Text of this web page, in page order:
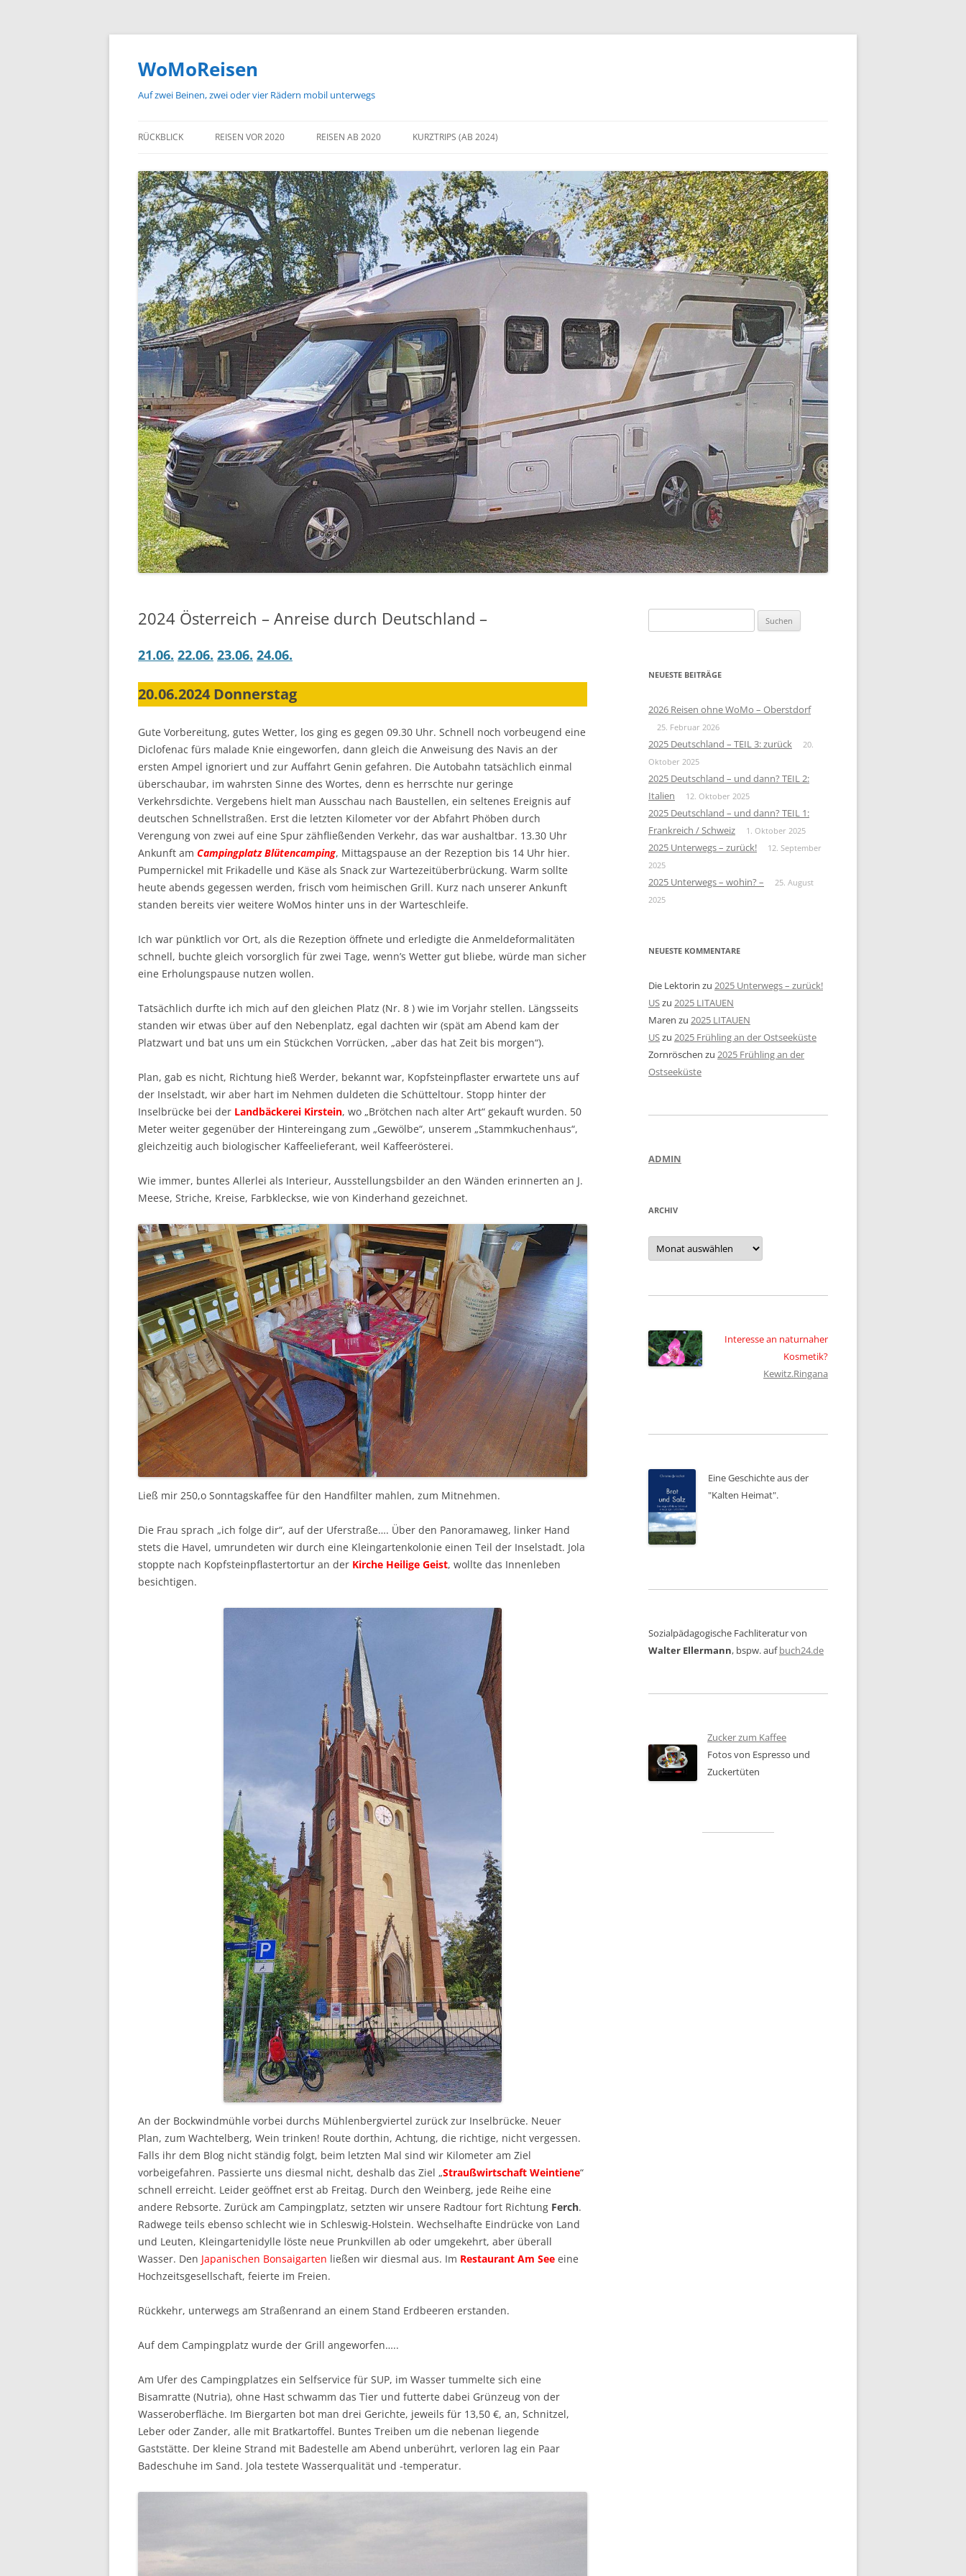
Zum
WoMoReisen
Auf zwei Beinen, zwei oder vier Rädern mobil unterwegs
RÜCKBLICK REISEN VOR 2020 REISEN AB 2020 KURZTRIPS (AB 2024)
2024 PROBSTEI – ON THE ROAD
AGAIN
2025 FRÜHLING AN DER
OSTSEEKÜSTE
2024 Österreich – Anreise durch Deutschland –
21.06. 22.06. 23.06. 24.06.
20.06.2024 Donnerstag
Gute Vorbereitung, gutes Wetter, los ging es gegen 09.30 Uhr. Schnell noch vorbeugend eine
Diclofenac fürs malade Knie eingeworfen, dann gleich die Anweisung des Navis an der
ersten Ampel ignoriert und zur Auffahrt Genin gefahren. Die Autobahn tatsächlich einmal
überschaubar, im wahrsten Sinne des Wortes, denn es herrschte nur geringe
Verkehrsdichte. Vergebens hielt man Ausschau nach Baustellen, ein seltenes Ereignis auf
deutschen Schnellstraßen. Erst die letzten Kilometer vor der Abfahrt Phöben durch
Verengung von zwei auf eine Spur zähfließenden Verkehr, das war aushaltbar. 13.30 Uhr
Ankunft am Campingplatz Blütencamping, Mittagspause an der Rezeption bis 14 Uhr hier.
Pumpernickel mit Frikadelle und Käse als Snack zur Wartezeitüberbrückung. Warm sollte
heute abends gegessen werden, frisch vom heimischen Grill. Kurz nach unserer Ankunft
standen bereits vier weitere WoMos hinter uns in der Warteschleife.
Ich war pünktlich vor Ort, als die Rezeption öffnete und erledigte die Anmeldeformalitäten
schnell, buchte gleich vorsorglich für zwei Tage, wenn’s Wetter gut bliebe, würde man sicher
eine Erholungspause nutzen wollen.
Tatsächlich durfte ich mich auf den gleichen Platz (Nr. 8 ) wie im Vorjahr stellen. Längsseits
standen wir etwas über auf den Nebenplatz, egal dachten wir (spät am Abend kam der
Platzwart und bat uns um ein Stückchen Vorrücken, „aber das hat Zeit bis morgen“).
Plan, gab es nicht, Richtung hieß Werder, bekannt war, Kopfsteinpflaster erwartete uns auf
der Inselstadt, wir aber hart im Nehmen duldeten die Schütteltour. Stopp hinter der
Inselbrücke bei der Landbäckerei Kirstein, wo „Brötchen nach alter Art“ gekauft wurden. 50
Meter weiter gegenüber der Hintereingang zum „Gewölbe“, unserem „Stammkuchenhaus“,
gleichzeitig auch biologischer Kaffeelieferant, weil Kaffeerösterei.
Wie immer, buntes Allerlei als Interieur, Ausstellungsbilder an den Wänden erinnerten an J.
Meese, Striche, Kreise, Farbkleckse, wie von Kinderhand gezeichnet.
Ließ mir 250,o Sonntagskaffee für den Handfilter mahlen, zum Mitnehmen.
Die Frau sprach „ich folge dir“, auf der Uferstraße…. Über den Panoramaweg, linker Hand
stets die Havel, umrundeten wir durch eine Kleingartenkolonie einen Teil der Inselstadt. Jola
stoppte nach Kopfsteinpflastertortur an der Kirche Heilige Geist, wollte das Innenleben
besichtigen.
An der Bockwindmühle vorbei durchs Mühlenbergviertel zurück zur Inselbrücke. Neuer
Plan, zum Wachtelberg, Wein trinken! Route dorthin, Achtung, die richtige, nicht vergessen.
Falls ihr dem Blog nicht ständig folgt, beim letzten Mal sind wir Kilometer am Ziel
vorbeigefahren. Passierte uns diesmal nicht, deshalb das Ziel „Straußwirtschaft Weintiene“
schnell erreicht. Leider geöffnet erst ab Freitag. Durch den Weinberg, jede Reihe eine
andere Rebsorte. Zurück am Campingplatz, setzten wir unsere Radtour fort Richtung Ferch.
Radwege teils ebenso schlecht wie in Schleswig-Holstein. Wechselhafte Eindrücke von Land
und Leuten, Kleingartenidylle löste neue Prunkvillen ab oder umgekehrt, aber überall
Wasser. Den Japanischen Bonsaigarten ließen wir diesmal aus. Im Restaurant Am See eine
Hochzeitsgesellschaft, feierte im Freien.
Rückkehr, unterwegs am Straßenrand an einem Stand Erdbeeren erstanden.
Auf dem Campingplatz wurde der Grill angeworfen…..
Am Ufer des Campingplatzes ein Selfservice für SUP, im Wasser tummelte sich eine
Bisamratte (Nutria), ohne Hast schwamm das Tier und futterte dabei Grünzeug von der
Wasseroberfläche. Im Biergarten bot man drei Gerichte, jeweils für 13,50 €, an, Schnitzel,
Leber oder Zander, alle mit Bratkartoffel. Buntes Treiben um die nebenan liegende
Gaststätte. Der kleine Strand mit Badestelle am Abend unberührt, verloren lag ein Paar
Badeschuhe im Sand. Jola testete Wasserqualität und -temperatur.
nach:
NEUESTE BEITRÄGE
2026 Reisen ohne WoMo – Oberstdorf
25. Februar 2026
2025 Deutschland – TEIL 3: zurück
20.
Oktober 2025
2025 Deutschland – und dann? TEIL 2:
Italien
12. Oktober 2025
2025 Deutschland – und dann? TEIL 1:
Frankreich / Schweiz
1. Oktober 2025
2025 Unterwegs – zurück!
12. September
2025
2025 Unterwegs – wohin? –
25. August
2025
NEUESTE KOMMENTARE
Die Lektorin zu 2025 Unterwegs – zurück!
USzu 2025 LITAUEN
Maren zu 2025 LITAUEN
USzu 2025 Frühling an der Ostseeküste
Zornröschen zu 2025 Frühling an der
Ostseeküste
ADMIN
ARCHIV
Archiv
Interesse an naturnaher
Kosmetik?
Kewitz.Ringana
Eine Geschichte aus der
"Kalten Heimat".
Sozialpädagogische Fachliteratur von
Walter Ellermann, bspw. aufbuch24.de
Zucker zum Kaffee
Fotos von Espresso und
Zuckertüten